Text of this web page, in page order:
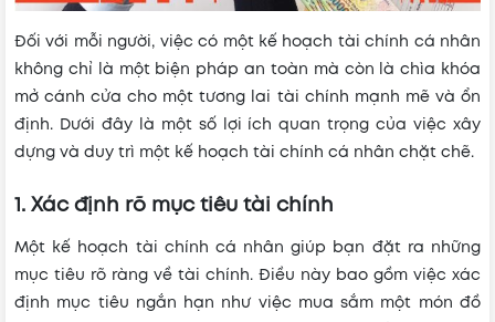
Đối với mỗi người, việc có một kế hoạch tài chính cá nhân
không chỉ là một biện pháp an toàn mà còn là chìa khóa
mở cánh cửa cho một tương lai tài chính mạnh mẽ và ổn
định. Dưới đây là một số lợi ích quan trọng của việc xây
dựng và duy trì một kế hoạch tài chính cá nhân chặt chẽ.
1. Xác định rõ mục tiêu tài chính
Một kế hoạch tài chính cá nhân giúp bạn đặt ra những
mục tiêu rõ ràng về tài chính. Điều này bao gồm việc xác
định mục tiêu ngắn hạn như việc mua sắm một món đồ